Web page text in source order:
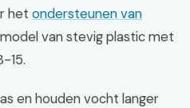
het ondersteunen van
van stevig plastic met
15.
en houden vocht langer